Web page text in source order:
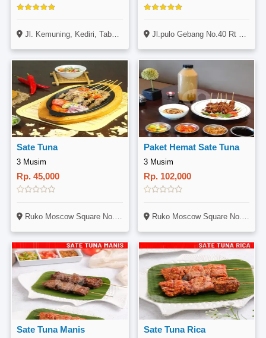
Jl. Kemuning, Kediri, Tabanan, Bali Jl.pulo Gebang No.40 Rt 01 Rw 06 Cakung Jakarta Timur
Sate Tuna
3 Musim
Rp. 45,000
Ruko Moscow Square No.A6, Jalan Gading Serpong Boulevard, Pakulonan Barat, Tangerang, Banten, Indonesia
Paket Hemat Sate Tuna
3 Musim
Rp. 102,000
Ruko Moscow Square No.A6, Jalan Gading Serpong Boulevard, Pakulonan Barat, Tangerang, Banten, Indonesia
Sate Tuna Manis Sate Tuna Rica